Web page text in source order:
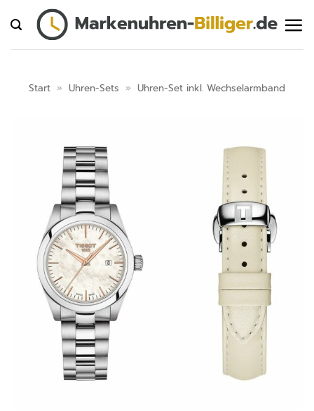
Inhalt
springen
Start » Uhren-Sets » Uhren-Set inkl. Wechselarmband